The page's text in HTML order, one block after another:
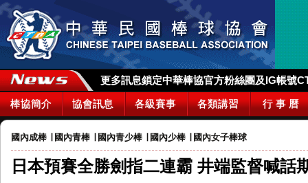
更多訊息鎖定中華棒協官方粉絲團及IG帳號
棒協簡介 協會訊息 各級賽事 各類講習 行 事 曆
國內成棒 國內青棒 國內青少棒 國內少棒 國內女子棒球
日本預賽全勝劍指二連霸 井端監督喊話